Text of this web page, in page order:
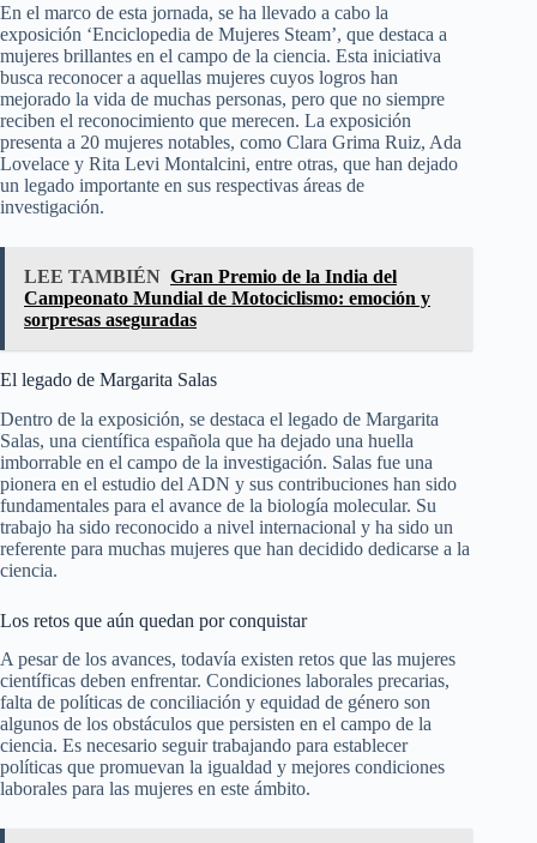
En el marco de esta jornada, se ha llevado a cabo la
exposición ‘Enciclopedia de Mujeres Steam’, que destaca a
mujeres brillantes en el campo de la ciencia. Esta iniciativa
busca reconocer a aquellas mujeres cuyos logros han
mejorado la vida de muchas personas, pero que no siempre
reciben el reconocimiento que merecen. La exposición
presenta a 20 mujeres notables, como Clara Grima Ruiz, Ada
Lovelace y Rita Levi Montalcini, entre otras, que han dejado
un legado importante en sus respectivas áreas de
investigación.
LEE TAMBIÉN Gran Premio de la India del
Campeonato Mundial de Motociclismo: emoción y
sorpresas aseguradas
El legado de Margarita Salas
Dentro de la exposición, se destaca el legado de Margarita
Salas, una científica española que ha dejado una huella
imborrable en el campo de la investigación. Salas fue una
pionera en el estudio del ADN y sus contribuciones han sido
fundamentales para el avance de la biología molecular. Su
trabajo ha sido reconocido a nivel internacional y ha sido un
referente para muchas mujeres que han decidido dedicarse a la
ciencia.
Los retos que aún quedan por conquistar
A pesar de los avances, todavía existen retos que las mujeres
científicas deben enfrentar. Condiciones laborales precarias,
falta de políticas de conciliación y equidad de género son
algunos de los obstáculos que persisten en el campo de la
ciencia. Es necesario seguir trabajando para establecer
políticas que promuevan la igualdad y mejores condiciones
laborales para las mujeres en este ámbito.